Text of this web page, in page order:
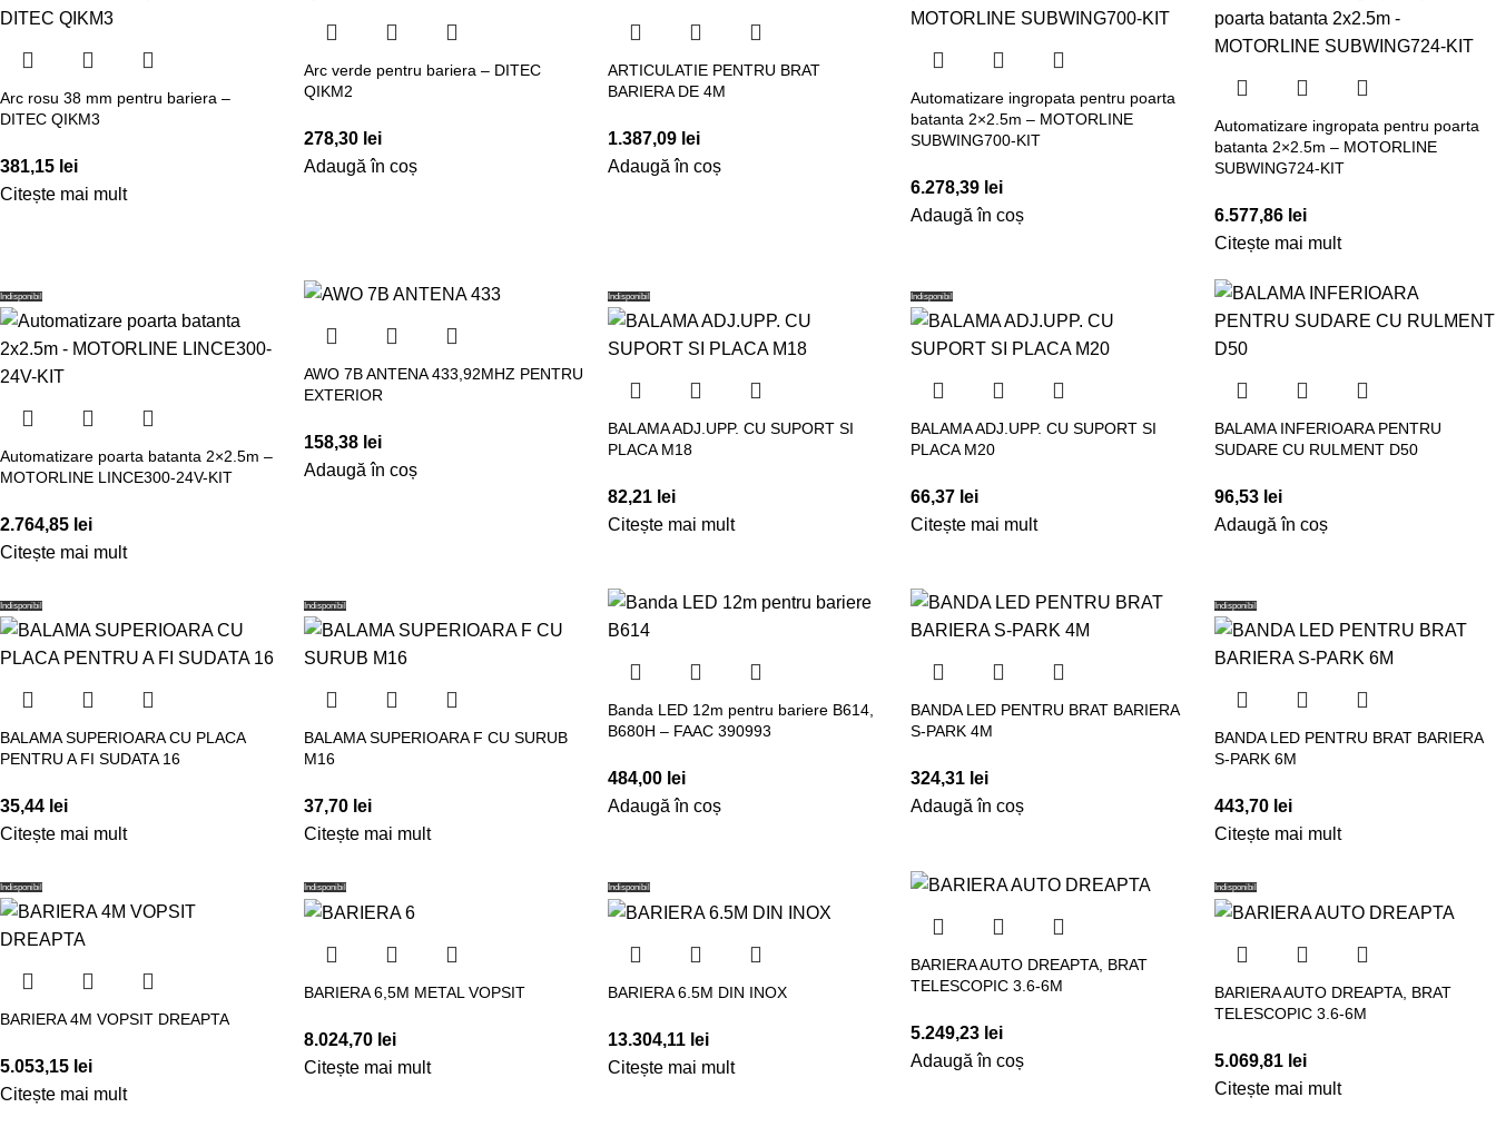
Arc rosu 38 mm pentru bariera –
DITEC QIKM3
381,15 lei
Citește mai mult
Arc verde pentru bariera – DITEC
QIKM2
278,30 lei
Adaugă în coș
ARTICULATIE PENTRU BRAT
BARIERA DE 4M
1.387,09 lei
Adaugă în coș
Automatizare ingropata pentru poarta
batanta 2×2.5m – MOTORLINE
SUBWING700-KIT
6.278,39 lei
Adaugă în coș
Automatizare ingropata pentru poarta
batanta 2×2.5m – MOTORLINE
SUBWING724-KIT
6.577,86 lei
Citește mai mult
Indisponibil
Automatizare poarta batanta 2×2.5m –
MOTORLINE LINCE300-24V-KIT
2.764,85 lei
Citește mai mult
AWO 7B ANTENA 433,92MHZ PENTRU
EXTERIOR
158,38 lei
Adaugă în coș
Indisponibil
BALAMA ADJ.UPP. CU SUPORT SI
PLACA M18
82,21 lei
Citește mai mult
Indisponibil
BALAMA ADJ.UPP. CU SUPORT SI
PLACA M20
66,37 lei
Citește mai mult
BALAMA INFERIOARA PENTRU
SUDARE CU RULMENT D50
96,53 lei
Adaugă în coș
Indisponibil
BALAMA SUPERIOARA CU PLACA
PENTRU A FI SUDATA 16
35,44 lei
Citește mai mult
Indisponibil
BALAMA SUPERIOARA F CU SURUB
M16
37,70 lei
Citește mai mult
Banda LED 12m pentru bariere B614,
B680H – FAAC 390993
484,00 lei
Adaugă în coș
BANDA LED PENTRU BRAT BARIERA
S-PARK 4M
324,31 lei
Adaugă în coș
Indisponibil
BANDA LED PENTRU BRAT BARIERA
S-PARK 6M
443,70 lei
Citește mai mult
Indisponibil
BARIERA 4M VOPSIT DREAPTA
5.053,15 lei
Citește mai mult
Indisponibil
BARIERA 6,5M METAL VOPSIT
8.024,70 lei
Citește mai mult
Indisponibil
BARIERA 6.5M DIN INOX
13.304,11 lei
Citește mai mult
BARIERA AUTO DREAPTA, BRAT
TELESCOPIC 3.6-6M
5.249,23 lei
Adaugă în coș
Indisponibil
BARIERA AUTO DREAPTA, BRAT
TELESCOPIC 3.6-6M
5.069,81 lei
Citește mai mult